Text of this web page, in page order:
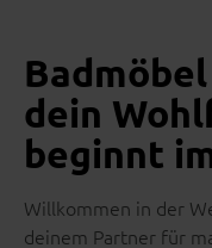
Wohnbeispiel
dein
beginnt
Willkommen in der
deinem Partner für